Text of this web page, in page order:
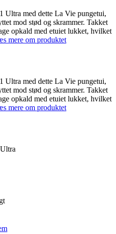
Ultra med dette La Vie pungetui,
mod stød og skrammer. Takket
opkald med etuiet lukket, hvilket
mere om produktet
Ultra med dette La Vie pungetui,
mod stød og skrammer. Takket
opkald med etuiet lukket, hvilket
mere om produktet